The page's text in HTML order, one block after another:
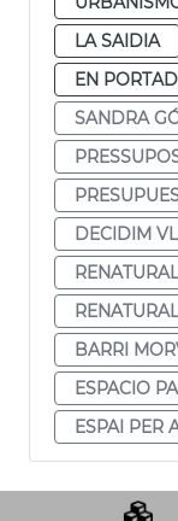
LA SAIDIA
EN
SANDRA
DECIDIM
BARRI
ESPACIO
ESPAI PER